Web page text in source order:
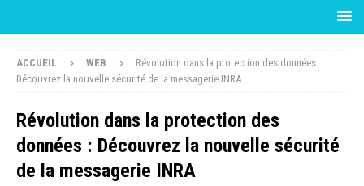
ACCUEIL WEB
Révolution dans la protection des données :
Découvrez la nouvelle sécurité de la messagerie INRA
Révolution dans la protection des
données : Découvrez la nouvelle sécurité
de la messagerie INRA